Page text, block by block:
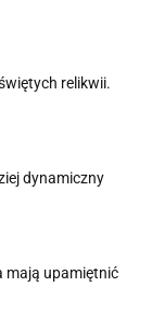
relikwii.
dynamiczny
mają upamiętnić